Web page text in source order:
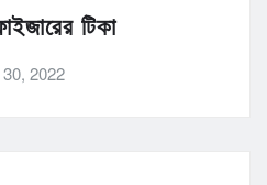
টিকা
2022